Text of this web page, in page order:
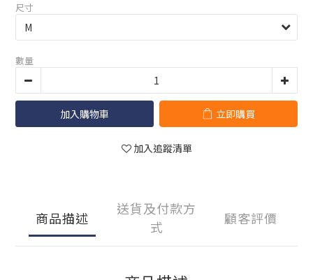
尺寸
數量
加入購物車 立即購買
加入追蹤清單
商品描述
送貨及付款方
式
顧客評價